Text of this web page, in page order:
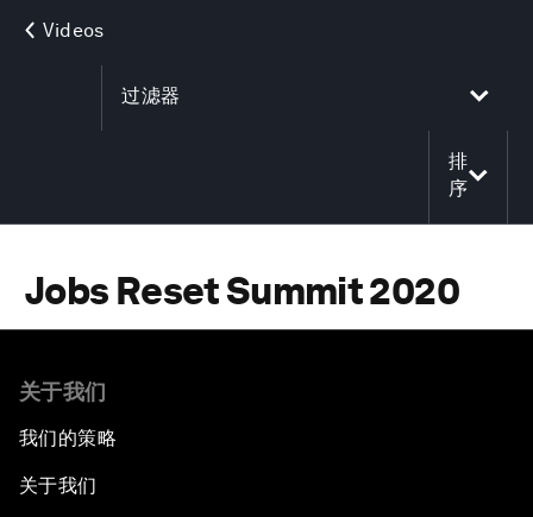
Videos
过滤器
排
序
Jobs Reset Summit 2020
关于我们
我们的策略
关于我们